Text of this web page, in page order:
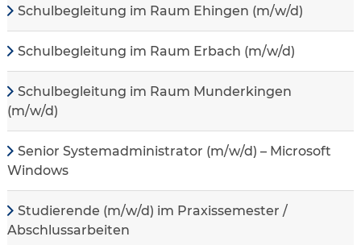
Schulbegleitung im Raum Ehingen (m/w/d)
Schulbegleitung im Raum Erbach (m/w/d)
Schulbegleitung im Raum Munderkingen
(m/w/d)
Senior Systemadministrator (m/w/d) – Microsoft
Windows
Studierende (m/w/d) im Praxissemester /
Abschlussarbeiten